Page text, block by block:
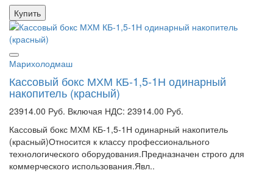
Купить
Марихолодмаш
Кассовый бокс МХМ КБ-1,5-1Н одинарный
накопитель (красный)
23914.00 Руб. Включая НДС: 23914.00 Руб.
Кассовый бокс МХМ КБ-1,5-1Н одинарный накопитель
(красный)Относится к классу профессионального
технологического оборудования.Предназначен строго для
коммерческого использования.Явл..